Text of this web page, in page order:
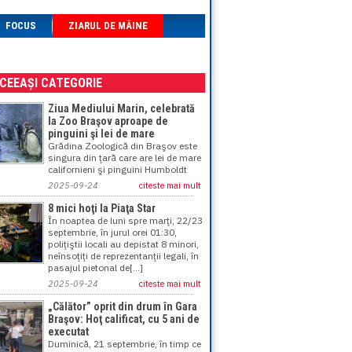
FOCUS ZIARUL DE MÂINE
CATEGORIE
Ziua Mediului Marin, celebrată
la Zoo Braşov aproape de
pinguini şi lei de mare
Grădina Zoologică din Braşov este
singura din ţară care are lei de mare
californieni şi pinguini Humboldt
2025-09-24 citeste mai mult
8 mici hoţi la Piaţa Star
În noaptea de luni spre marţi, 22/23
septembrie, în jurul orei 01:30,
poliţiştii locali au depistat 8 minori,
neînsoţiţi de reprezentanţii legali, în
pasajul pietonal de[...]
2025-09-24 citeste mai mult
„Călător” oprit din drum în Gara
Braşov: Hoţ calificat, cu 5 ani de
executat
Duminică, 21 septembrie, în timp ce